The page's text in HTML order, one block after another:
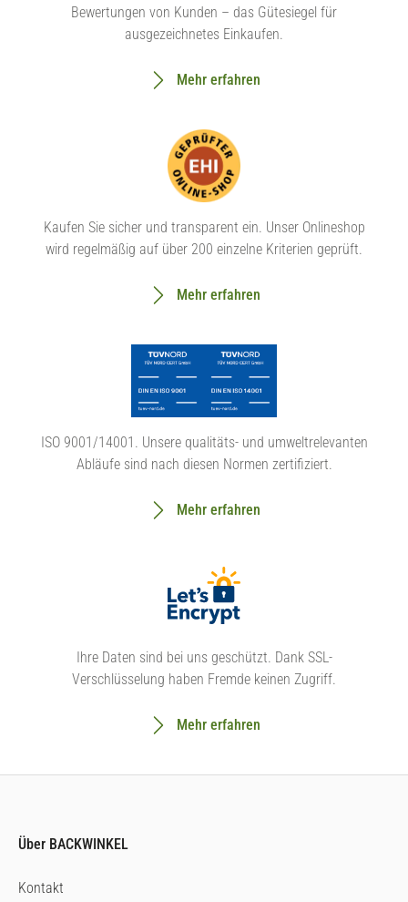
Bewertungen von Kunden – das Gütesiegel für
ausgezeichnetes Einkaufen.
Mehr erfahren
Kaufen Sie sicher und transparent ein. Unser Onlineshop
wird regelmäßig auf über 200 einzelne Kriterien geprüft.
Mehr erfahren
ISO 9001/14001. Unsere qualitäts- und umweltrelevanten
Abläufe sind nach diesen Normen zertifiziert.
Mehr erfahren
Ihre Daten sind bei uns geschützt. Dank SSL-
Verschlüsselung haben Fremde keinen Zugriff.
Mehr erfahren
Über BACKWINKEL
Kontakt